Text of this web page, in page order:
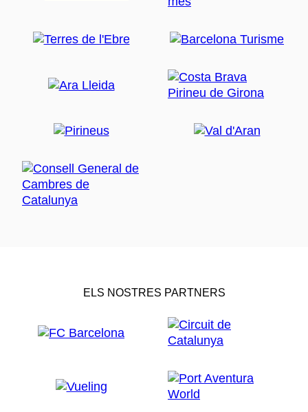
ELS NOSTRES PARTNERS